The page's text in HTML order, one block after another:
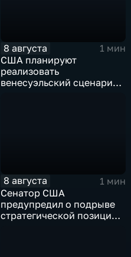
8 августа
1 мин
США планируют
реализовать
венесуэльский сценарий
8 августа
1 мин
Сенатор США
предупредил о подрыве
стратегической позиции